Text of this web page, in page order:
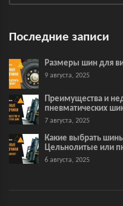
Последние записи
Размеры шин для
9 августа, 2025
Преимущества и
пневматических
7 августа, 2025
Какие выбрать
Цельнолитые или
6 августа, 2025